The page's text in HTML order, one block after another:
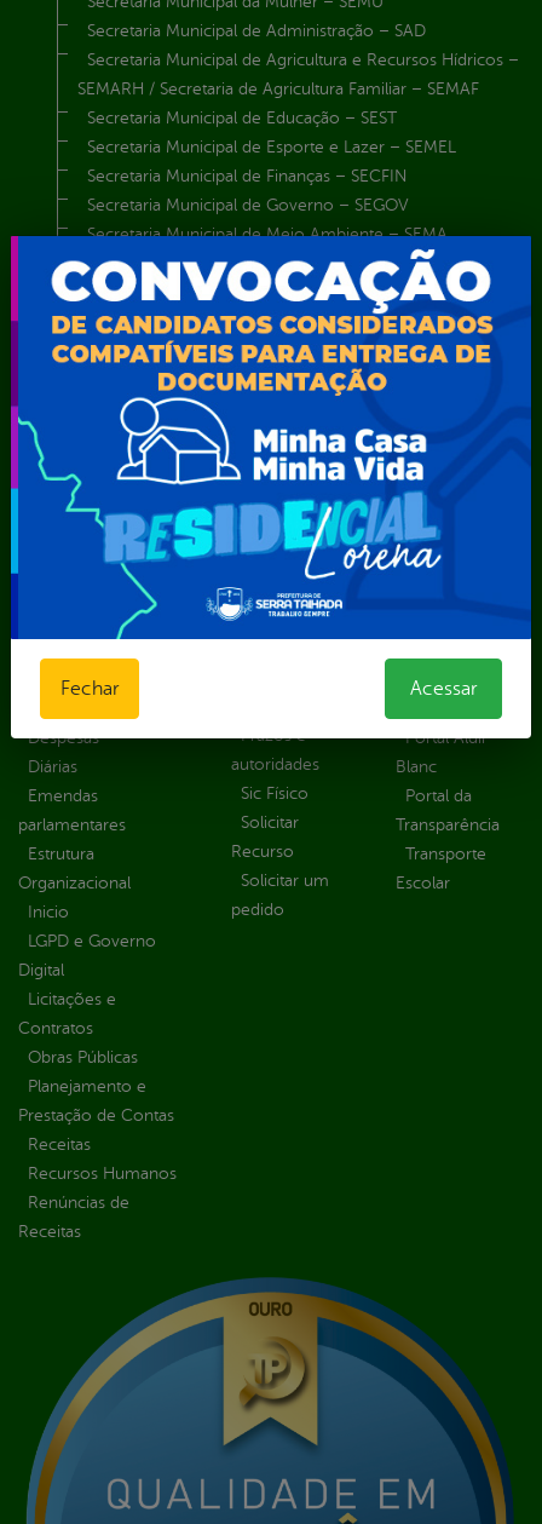
Secretaria Municipal de Administração – SAD
Secretaria Municipal de Agricultura e Recursos Hídricos –
SEMARH / Secretaria de Agricultura Familiar – SEMAF
Secretaria Municipal de Educação – SEST
Secretaria Municipal de Esporte e Lazer – SEMEL
Secretaria Municipal de Finanças – SECFIN
Secretaria Municipal de Governo – SEGOV
Secretaria Municipal de Meio Ambiente – SEMA
Secretaria Municipal de Planejamento e Gestão – SEPLAG
Secretaria Municipal de Relações Institucionais – SEMRI
Secretaria Municipal de Saúde – SMS
Secretaria Municipal de Serviços Públicos – SEMUSP
Superintendência de Trânsito e Transportes de Serra
Talhada-STTRANS
Transparência, Fiscalização e Controle
Portal da
Transparência
Atos normativos
Convênios e
Despesas
Diárias
Emendas
parlamentares
Estrutura
Organizacional
Inicio
LGPD e Governo
Digital
Licitações e
Contratos
Obras Públicas
Planejamento e
Prestação de Contas
Receitas
Recursos Humanos
Renúncias de
Receitas
E-sic
Como
solicitar
Consulte sua
Solicitação
Prazos e
autoridades
Sic Físico
Solicitar
Recurso
Solicitar um
pedido
Outros
Serviços
Carta de
Autenticidade
Portal Aldir
Blanc
Portal da
Transparência
Transporte
Escolar
Fechar Acessar